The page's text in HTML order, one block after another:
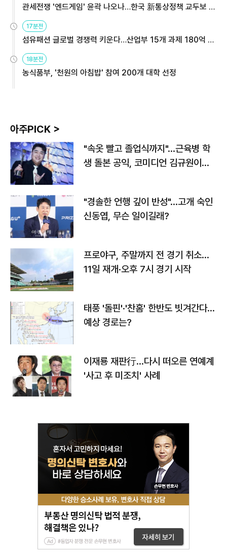
관세전쟁 '엔드게임' 윤곽 나오나…한국 新통상정책 교두보 활
용해야
17분전
섬유패션 글로벌 경쟁력 키운다…산업부 15개 과제 180억 지
원
18분전
농식품부, '천원의 아침밥' 참여 200개 대학 선정
아주PICK >
"속옷 빨고 졸업식까지"…근육병 학
생 돌본 공익, 코미디언 김규원이었
"경솔한 언행 깊이 반성"…고개 숙인
신동엽, 무슨 일이길래?
프로야구, 주말까지 전 경기 취소…
11일 재개·오후 7시 경기 시작
태풍 '돌핀'·'찬홈' 한반도 빗겨간다…
예상 경로는?
이재룡 재판行…다시 떠오른 연예계
'사고 후 미조치' 사례